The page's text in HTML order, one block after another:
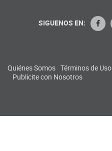
SIGUENOS EN:
Quiénes Somos Términos de Uso
Publicite con Nosotros